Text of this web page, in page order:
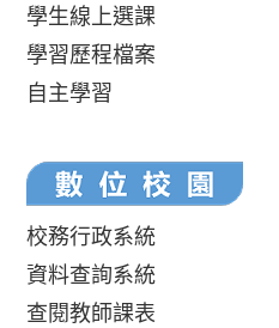
學生線上選課
學習歷程檔案
自主學習
校務行政系統
資料查詢系統
查閱教師課表